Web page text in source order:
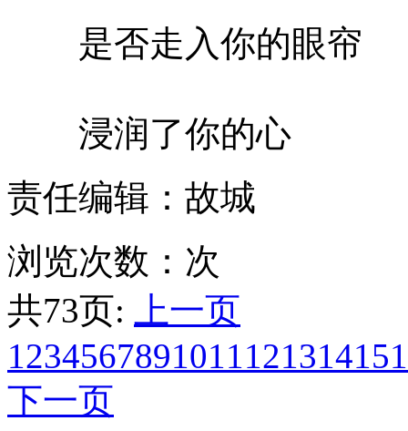
是否走入你的眼帘
浸润了你的心
责任编辑：故城
浏览次数： 次
共73页:
上一页
123456789101112131415
下一页